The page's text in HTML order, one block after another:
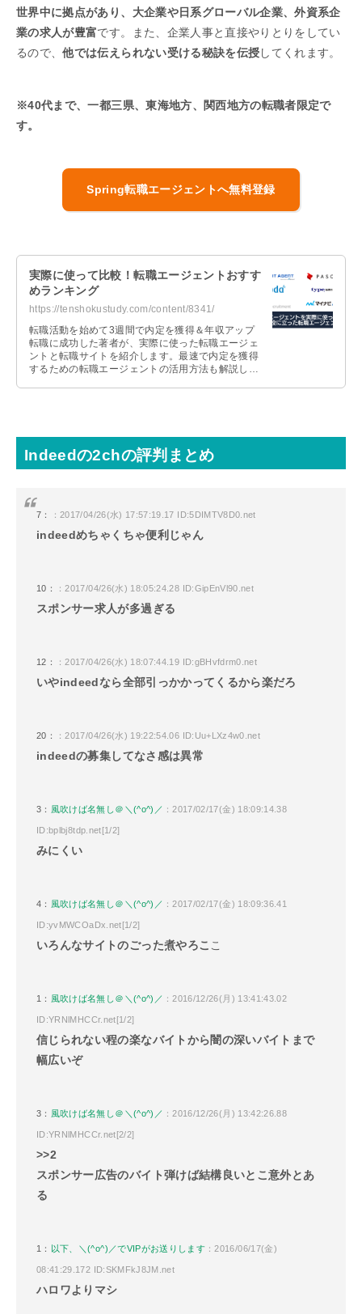
世界中に拠点があり、大企業や日系グローバル企業、外資系企
業の求人が豊富です。また、企業人事と直接やりとりをしてい
るので、他では伝えられない受ける秘訣を伝授してくれます。
※40代まで、一都三県、東海地方、関西地方の転職者限定で
す。
Spring転職エージェントへ無料登録
実際に使って比較！転職エージェントおすす
めランキング
https://tenshokustudy.com/content/8341/
転職活動を始めて3週間で内定を獲得＆年収アップ
転職に成功した著者が、実際に使った転職エージェ
ントと転職サイトを紹介します。最速で内定を獲得
するための転職エージェントの活用方法も解説しま
Indeedの2chの評判まとめ
7： ：2017/04/26(水) 17:57:19.17 ID:5DIMTV8D0.net
indeedめちゃくちゃ便利じゃん
10： ：2017/04/26(水) 18:05:24.28 ID:GipEnVl90.net
スポンサー求人が多過ぎる
12： ：2017/04/26(水) 18:07:44.19 ID:gBHvfdrm0.net
いやindeedなら全部引っかかってくるから楽だろ
20： ：2017/04/26(水) 19:22:54.06 ID:Uu+LXz4w0.net
indeedの募集してなさ感は異常
3： 風吹けば名無し＠＼(^o^)／ ：2017/02/17(金) 18:09:14.38
ID:bplbj8tdp.net[1/2]
みにくい
4： 風吹けば名無し＠＼(^o^)／ ：2017/02/17(金) 18:09:36.41
ID:yvMWCOaDx.net[1/2]
いろんなサイトのごった煮やろこ こ
1： 風吹けば名無し＠＼(^o^)／ ：2016/12/26(月) 13:41:43.02
ID:YRNlMHCCr.net[1/2]
信じられない程の楽なバイトから闇の深いバイトまで
幅広いぞ
3： 風吹けば名無し＠＼(^o^)／ ：2016/12/26(月) 13:42:26.88
ID:YRNlMHCCr.net[2/2]
>>2
スポンサー広告のバイト弾けば結構良いとこ意外とあ
る
1： 以下、＼(^o^)／でVIPがお送りします ：2016/06/17(金)
08:41:29.172 ID:SKMFkJ8JM.net
ハロワよりマシ